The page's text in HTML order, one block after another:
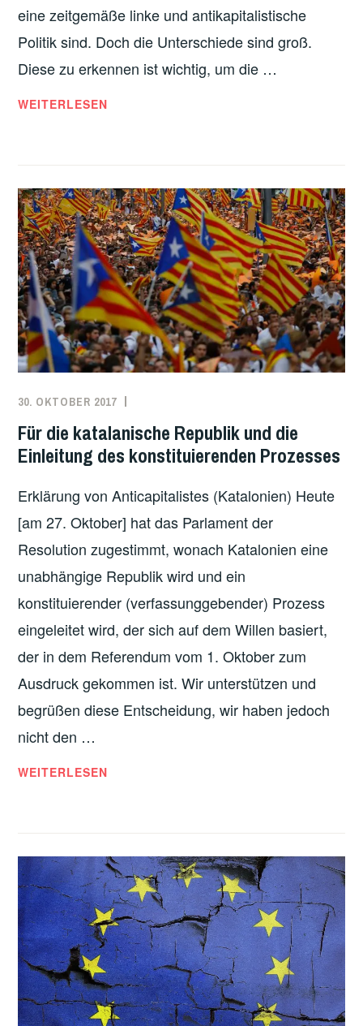
eine zeitgemäße linke und antikapitalistische
Politik sind. Doch die Unterschiede sind groß.
Diese zu erkennen ist wichtig, um die …
21.
LINKSPARTEIEN
IN
EUROPA
–
KANN
AUCH
IN
ÖSTERREICH
EINE
NEUE
KRAFT
WEITERLESEN
30. OKTOBER 2017
INTERNATIONAL
SPANISCHER
STAAT
Für die katalanische Republik und die
Einleitung des konstituierenden Prozesses
Erklärung von Anticapitalistes (Katalonien) Heute
[am 27. Oktober] hat das Parlament der
Resolution zugestimmt, wonach Katalonien eine
unabhängige Republik wird und ein
konstituierender (verfassunggebender) Prozess
eingeleitet wird, der sich auf dem Willen basiert,
der in dem Referendum vom 1. Oktober zum
Ausdruck gekommen ist. Wir unterstützen und
begrüßen diese Entscheidung, wir haben jedoch
nicht den …
FÜR
UND
DIE
EINLEITUNG
DES
KONSTITUIERENDEN
PROZESSES
WEITERLESEN